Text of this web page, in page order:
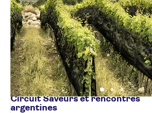
Circuit Saveurs et rencontres
argentines